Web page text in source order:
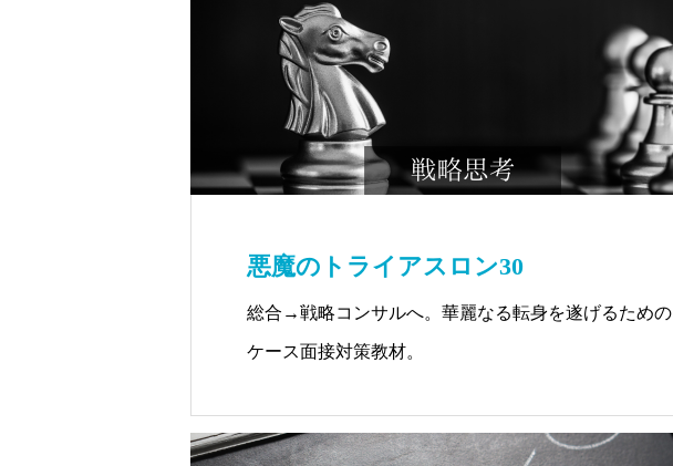
悪魔のトライアスロン30
総合→戦略コンサルへ。華麗なる転身を遂げるための
ケース面接対策教材。